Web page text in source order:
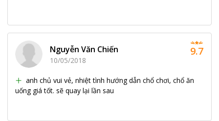
Nguyễn Văn Chiến
10/05/2018
anh chủ vui vẻ, nhiệt tình hướng dẫn chổ chơi, chổ ăn
uống giá tốt. sẽ quay lại lần sau
9.7